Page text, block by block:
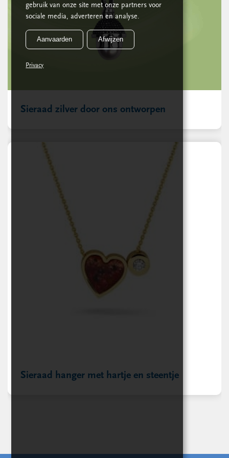
Sieraad zilver door ons ontworpen
Sieraad hanger met hartje en steentje
gebruik van onze site met onze partners voor
sociale media, adverteren en analyse.
Aanvaarden Afwijzen
Privacy